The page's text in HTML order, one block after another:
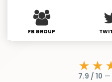
FB GROUP
7.9 / 10 —